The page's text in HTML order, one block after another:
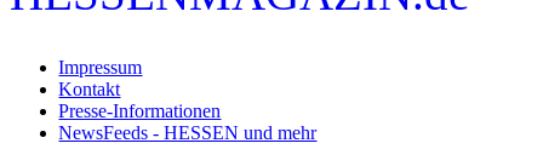
Impressum
Kontakt
Presse-Informationen
NewsFeeds - HESSEN und mehr